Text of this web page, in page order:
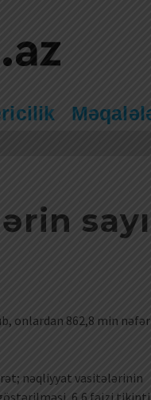
sayı
onlardan 862,8 min
nəqliyyat vasitələrinin